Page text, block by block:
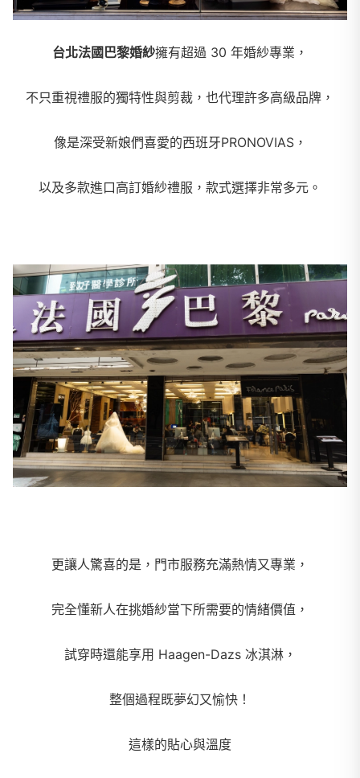
台北法國巴黎婚紗擁有超過 30 年婚紗專業，
不只重視禮服的獨特性與剪裁，也代理許多高級品牌，
像是深受新娘們喜愛的西班牙PRONOVIAS，
以及多款進口高訂婚紗禮服，款式選擇非常多元。
更讓人驚喜的是，門市服務充滿熱情又專業，
完全懂新人在挑婚紗當下所需要的情緒價值，
試穿時還能享用 Haagen-Dazs 冰淇淋，
整個過程既夢幻又愉快！
這樣的貼心與溫度